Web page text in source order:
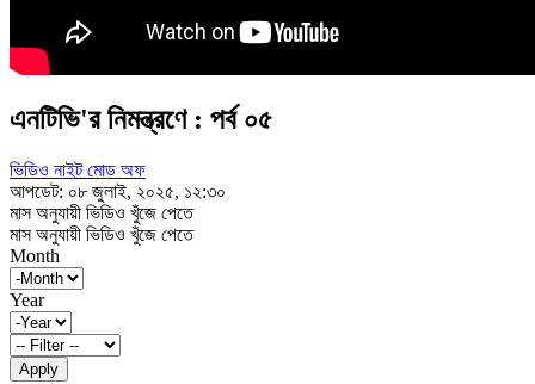
এনটিভি'র নিমন্ত্রণে : পর্ব ০৫
ভিডিও নাইট মোড অফ
আপডেট: ০৮ জুলাই, ২০২৫, ১২:৩০
মাস অনুযায়ী ভিডিও খুঁজে পেতে
মাস অনুযায়ী ভিডিও খুঁজে পেতে
Month
Year
Apply